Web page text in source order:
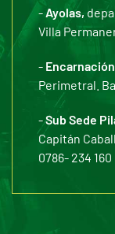
-Ayolas,
Villa
-
Perimetral.
-Sub Sede
Capitán
0786- 234 160